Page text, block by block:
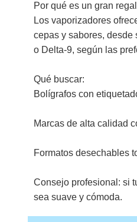
Por qué es un gran
Los vaporizadores
cepas y sabores,
o Delta-9, según las
Qué buscar:
Bolígrafos con
Marcas de alta calidad
Formatos desechables
Consejo profesional: si
sea suave y cómoda.